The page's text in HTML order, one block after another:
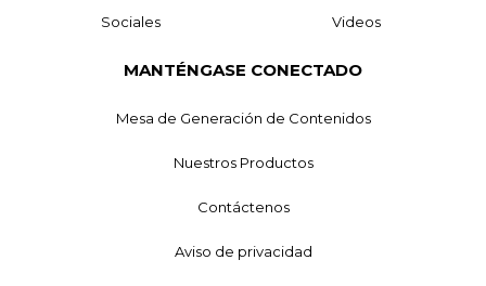
Sociales Videos
MANTÉNGASE CONECTADO
Mesa de Generación de Contenidos
Nuestros Productos
Contáctenos
Aviso de privacidad